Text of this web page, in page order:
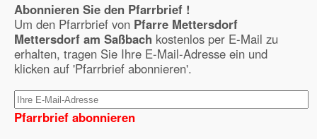
Abonnieren Sie den Pfarrbrief !
Um den Pfarrbrief von Pfarre Mettersdorf
Mettersdorf am Saßbach kostenlos per E-Mail zu
erhalten, tragen Sie Ihre E-Mail-Adresse ein und
klicken auf 'Pfarrbrief abonnieren'.
Pfarrbrief abonnieren